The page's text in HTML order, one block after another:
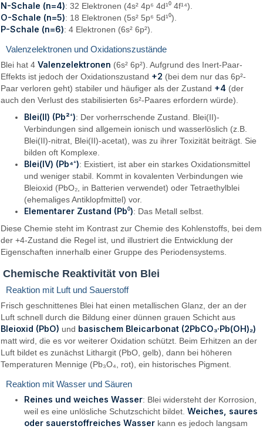
N-Schale (n=4): 32 Elektronen (4s² 4p⁶ 4d¹⁰ 4f¹⁴).
O-Schale (n=5): 18 Elektronen (5s² 5p⁶ 5d¹⁰).
P-Schale (n=6): 4 Elektronen (6s² 6p²).
Valenzelektronen und Oxidationszustände
Blei hat 4Valenzelektronen (6s² 6p²). Aufgrund des Inert-Paar-
Effekts ist jedoch der Oxidationszustand +2 (bei dem nur das 6p²-
Paar verloren geht) stabiler und häufiger als der Zustand +4 (der
auch den Verlust des stabilisierten 6s²-Paares erfordern würde).
Blei(II) (Pb²⁺): Der vorherrschende Zustand. Blei(II)-
Verbindungen sind allgemein ionisch und wasserlöslich (z.B.
Blei(II)-nitrat, Blei(II)-acetat), was zu ihrer Toxizität beiträgt. Sie
bilden oft Komplexe.
Blei(IV) (Pb⁴⁺): Existiert, ist aber ein starkes Oxidationsmittel
und weniger stabil. Kommt in kovalenten Verbindungen wie
Bleioxid (PbO₂, in Batterien verwendet) oder Tetraethylblei
(ehemaliges Antiklopfmittel) vor.
Elementarer Zustand (Pb⁰): Das Metall selbst.
Diese Chemie steht im Kontrast zur Chemie des Kohlenstoffs, bei dem
der +4-Zustand die Regel ist, und illustriert die Entwicklung der
Eigenschaften innerhalb einer Gruppe des Periodensystems.
Chemische Reaktivität von Blei
Reaktion mit Luft und Sauerstoff
Frisch geschnittenes Blei hat einen metallischen Glanz, der an der
Luft schnell durch die Bildung einer dünnen grauen Schicht aus
Bleioxid (PbO) und basischem Bleicarbonat (2PbCO₃·Pb(OH)₂)
matt wird, die es vor weiterer Oxidation schützt. Beim Erhitzen an der
Luft bildet es zunächst Lithargit (PbO, gelb), dann bei höheren
Temperaturen Mennige (Pb₃O₄, rot), ein historisches Pigment.
Reaktion mit Wasser und Säuren
Reines und weiches Wasser: Blei widersteht der Korrosion,
weil es eine unlösliche Schutzschicht bildet.Weiches, saures
oder sauerstoffreiches Wasser kann es jedoch langsam